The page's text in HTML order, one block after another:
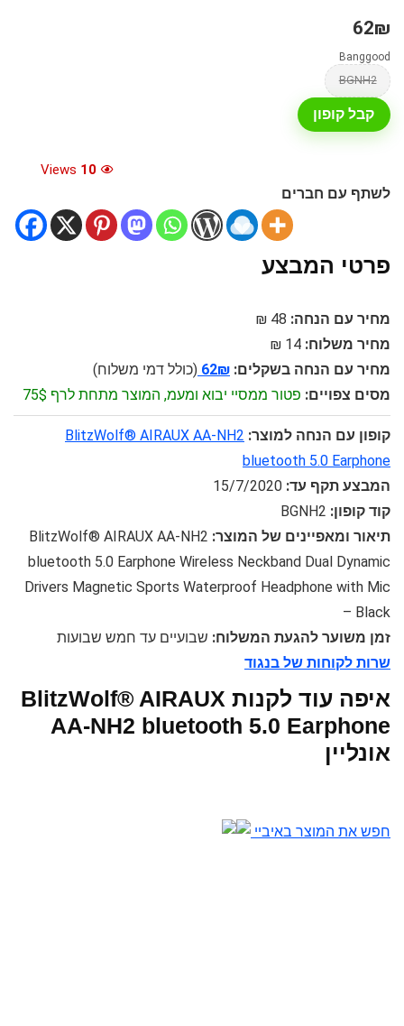
62₪
Banggood
BGNH2
קבל קופון
10
לשתף עם חברים
פרטי המבצע
מחיר עם הנחה: 48 ₪
מחיר משלוח: 14 ₪
מחיר עם הנחה בשקלים: 62₪ (כולל דמי משלוח)
מסים צפויים: פטור ממסיי יבוא ומעמ, המוצר מתחת לרף 75$
קופון עם הנחה למוצר: BlitzWolf® AIRAUX AA-NH2
bluetooth 5.0 Earphone
המבצע תקף עד: 15/7/2020
קוד קופון: BGNH2
תיאור ומאפיינים של המוצר: BlitzWolf® AIRAUX AA-NH2
bluetooth 5.0 Earphone Wireless Neckband Dual Dynamic
Drivers Magnetic Sports Waterproof Headphone with Mic
– Black
זמן משוער להגעת המשלוח: שבועיים עד חמש שבועות
שרות לקוחות של בנגוד
איפה עוד לקנות BlitzWolf® AIRAUX
AA-NH2 bluetooth 5.0 Earphone
אונליין
חפש את המוצר באיביי